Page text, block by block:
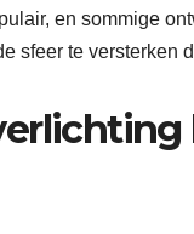
en sommige
sfeer te versterken